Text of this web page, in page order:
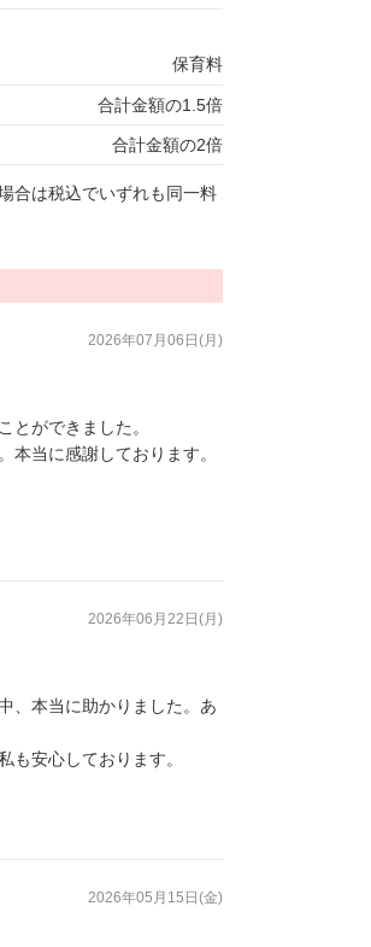
保育料
合計金額の1.5倍
合計金額の2倍
合は税込でいずれも同一料
2026年07月06日(月)
とができました。
本当に感謝しております。
2026年06月22日(月)
、本当に助かりました。あ
も安心しております。
2026年05月15日(金)